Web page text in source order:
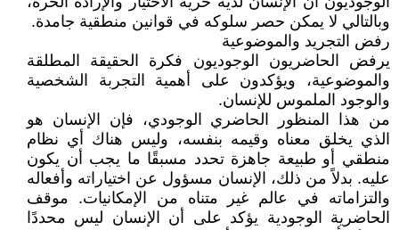
وبالتالي لا يمكن حصر سلوكه في قوانين منطقية جامدة.
رفض التجريد والموضوعية
يرفض الحاضريون الوجوديون فكرة الحقيقة المطلقة
والموضوعية، ويؤكدون على أهمية التجربة الشخصية
والوجود الملموس للإنسان.
من هذا المنظور الحاضري الوجودي، فإن الإنسان هو
الذي يخلق معناه وقيمه بنفسه، وليس هناك أي نظام
منطقي أو طبيعة جاهزة تحدد مسبقًا ما يجب أن يكون
عليه. بدلاً من ذلك، الإنسان مسؤول عن اختياراته وأفعاله
والتزاماته في عالم غير متناه من الإمكانيات. موقف
الحاضرية الوجودية يؤكد على أن الإنسان ليس محددًا